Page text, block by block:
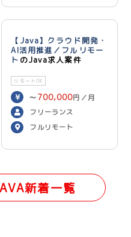
【Java】クラウド開発・
AI活用推進／フルリモー
ト のJava求人案件
リモートOK
〜 700,000円／月
フリーランス
フルリモート
新着一覧